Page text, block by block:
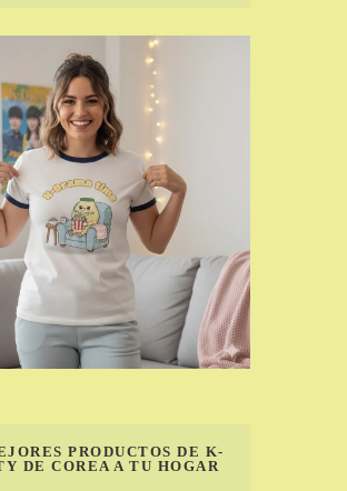
PRODUCTOS DE K-
DE COREA A TU HOGAR